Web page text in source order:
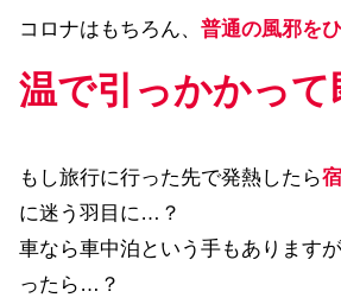
コロナはもちろん、 普通の風邪を
温で引っかかって
もし旅行に行った先で発熱したら
に迷う羽目に…？
車なら車中泊という手もあります
ったら…？